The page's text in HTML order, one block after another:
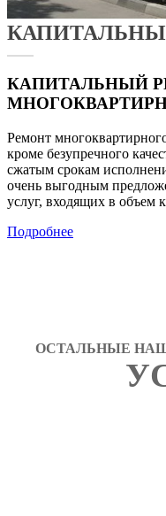
КАПИТАЛЬНЫЙ
Ремонт
кроме безупречного
сжатым срокам
очень выгодным
услуг, входящих в объем
Подробнее
ОСТАЛЬНЫЕ